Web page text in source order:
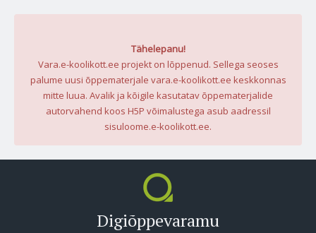
Tähelepanu!
Vara.e-koolikott.ee projekt on lõppenud. Sellega seoses
palume uusi õppematerjale vara.e-koolikott.ee keskkonnas
mitte luua. Avalik ja kõigile kasutatav õppematerjalide
autorvahend koos H5P võimalustega asub aadressil
sisuloome.e-koolikott.ee.
Digiõppevaramu